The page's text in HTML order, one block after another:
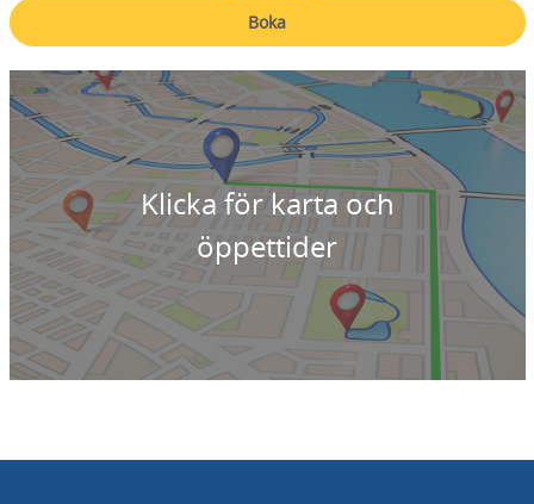
Boka
Klicka för karta och
öppettider